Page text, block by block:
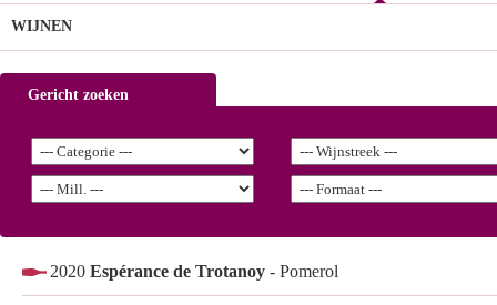
WIJNEN
Gericht zoeken
2020 Espérance de Trotanoy - Pomerol